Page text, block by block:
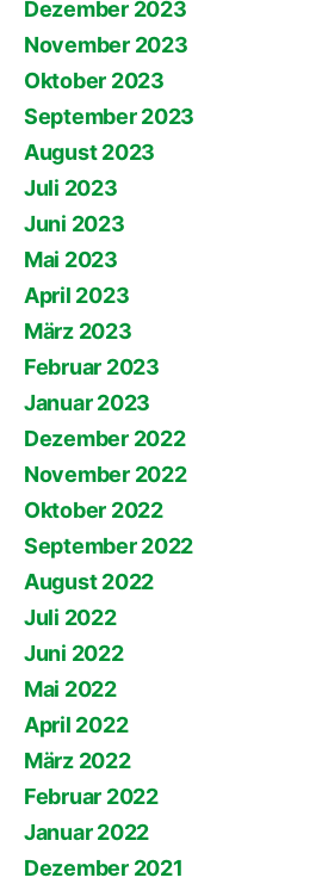
Dezember 2023
November 2023
Oktober 2023
September 2023
August 2023
Juli 2023
Juni 2023
Mai 2023
April 2023
März 2023
Februar 2023
Januar 2023
Dezember 2022
November 2022
Oktober 2022
September 2022
August 2022
Juli 2022
Juni 2022
Mai 2022
April 2022
März 2022
Februar 2022
Januar 2022
Dezember 2021